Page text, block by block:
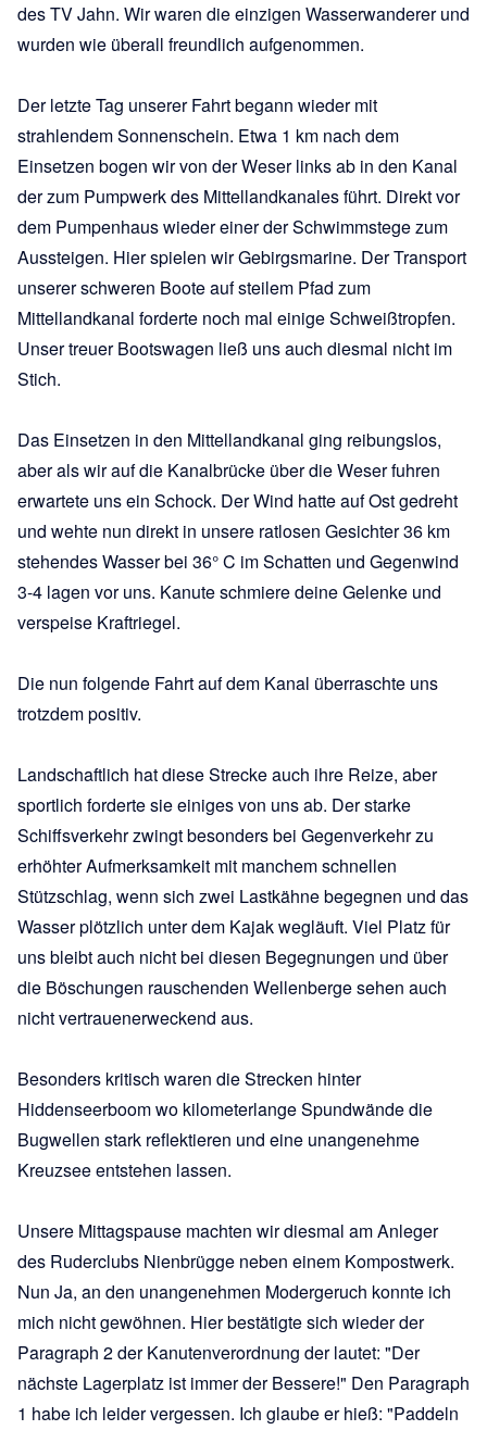
des TV Jahn. Wir waren die einzigen Wasserwanderer und
wurden wie überall freundlich aufgenommen.
Der letzte Tag unserer Fahrt begann wieder mit
strahlendem Sonnenschein. Etwa 1 km nach dem
Einsetzen bogen wir von der Weser links ab in den Kanal
der zum Pumpwerk des Mittellandkanales führt. Direkt vor
dem Pumpenhaus wieder einer der Schwimmstege zum
Aussteigen. Hier spielen wir Gebirgsmarine. Der Transport
unserer schweren Boote auf steilem Pfad zum
Mittellandkanal forderte noch mal einige Schweißtropfen.
Unser treuer Bootswagen ließ uns auch diesmal nicht im
Stich.
Das Einsetzen in den Mittellandkanal ging reibungslos,
aber als wir auf die Kanalbrücke über die Weser fuhren
erwartete uns ein Schock. Der Wind hatte auf Ost gedreht
und wehte nun direkt in unsere ratlosen Gesichter 36 km
stehendes Wasser bei 36° C im Schatten und Gegenwind
3-4 lagen vor uns. Kanute schmiere deine Gelenke und
verspeise Kraftriegel.
Die nun folgende Fahrt auf dem Kanal überraschte uns
trotzdem positiv.
Landschaftlich hat diese Strecke auch ihre Reize, aber
sportlich forderte sie einiges von uns ab. Der starke
Schiffsverkehr zwingt besonders bei Gegenverkehr zu
erhöhter Aufmerksamkeit mit manchem schnellen
Stützschlag, wenn sich zwei Lastkähne begegnen und das
Wasser plötzlich unter dem Kajak wegläuft. Viel Platz für
uns bleibt auch nicht bei diesen Begegnungen und über
die Böschungen rauschenden Wellenberge sehen auch
nicht vertrauenerweckend aus.
Besonders kritisch waren die Strecken hinter
Hiddenseerboom wo kilometerlange Spundwände die
Bugwellen stark reflektieren und eine unangenehme
Kreuzsee entstehen lassen.
Unsere Mittagspause machten wir diesmal am Anleger
des Ruderclubs Nienbrügge neben einem Kompostwerk.
Nun Ja, an den unangenehmen Modergeruch konnte ich
mich nicht gewöhnen. Hier bestätigte sich wieder der
Paragraph 2 der Kanutenverordnung der lautet: "Der
nächste Lagerplatz ist immer der Bessere!" Den Paragraph
1 habe ich leider vergessen. Ich glaube er hieß: "Paddeln